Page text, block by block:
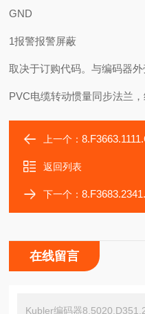
GND
1报警报警屏蔽
取决于订购代码。与编码器
PVC电缆转动惯量同步法兰
上一个：
返回列表
下一个：
在线留言